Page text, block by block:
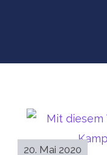
20. Mai 2020